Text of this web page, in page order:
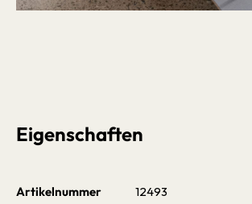
Eigenschaften
Artikelnummer 12493